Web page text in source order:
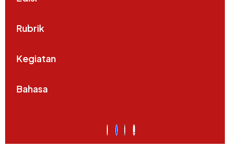
Rubrik
Kegiatan
Bahasa